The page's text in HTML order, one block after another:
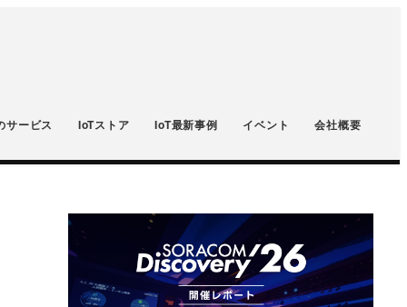
サービス IoTストア IoT最新事例 イベント 会社概要